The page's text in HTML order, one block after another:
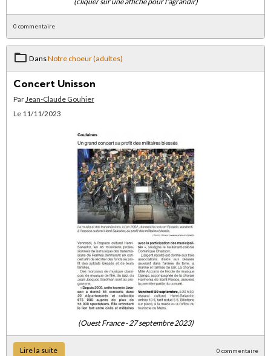
0 commentaire
DansNotre choeur (adultes)
Concert Unisson
ParJean-Claude Gouhier
Le 11/11/2023
(Ouest France - 27 septembre 2023)
Lire la suite 0 commentaire